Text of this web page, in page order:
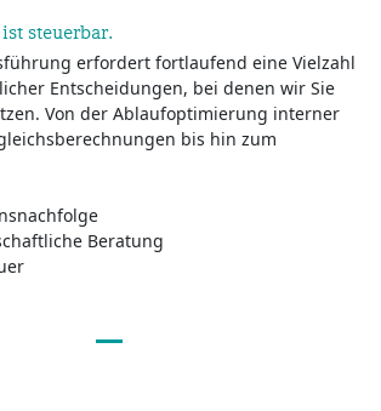
steuerbar.
erfordert fortlaufend eine Vielzahl
Entscheidungen, bei denen wir Sie
Von der Ablaufoptimierung interner
bis hin zum
Beratung